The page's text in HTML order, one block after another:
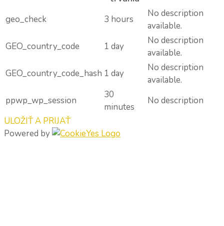
geo_check
3 hours
No description
available.
GEO_country_code
1 day
No description
available.
GEO_country_code_hash 1 day
No description
available.
ppwp_wp_session
30
minutes
No description
ULOŽIŤ A PRIJAŤ
Powered by